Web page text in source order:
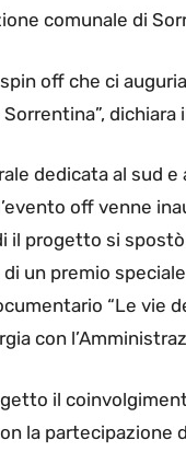
comunale di
off che ci
dedicata al sud
off venne
il progetto si
un premio
“Le vie
con
il
la